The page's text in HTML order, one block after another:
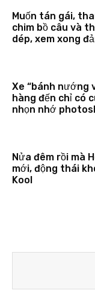
Muốn tán gái,
chim bồ câu và
dép, xem xong
Xe “bánh nướng
hàng đến chỉ có
nhọn nhớ
Nửa đêm rồi mà
mới, động thái
Kool